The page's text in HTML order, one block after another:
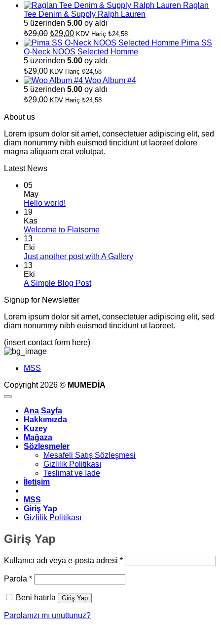
Raglan
Tee Denim & Supply Ralph Lauren
5 üzerinden 5.00 oy aldı
₺29,00 Orijinal
fiyat:
₺29,00.
₺29,00Şu
andaki
fiyat:
₺29,00.
KDV Hariç ₺24,58
Pima SS
O-Neck NOOS Selected Homme
5 üzerinden 5.00 oy aldı
₺29,00 KDV Hariç ₺24,58
Woo Album #4
5 üzerinden 5.00 oy aldı
₺29,00 KDV Hariç ₺24,58
About us
Lorem ipsum dolor sit amet, consectetuer adipiscing elit, sed
diam nonummy nibh euismod tincidunt ut laoreet dolore
magna aliquam erat volutpat.
Latest News
05
May
Hello world!
world!
19
Kas
Welcome to FlatsomeYorum
to
13
Eki
Just another post with A GalleryYorum
Gallery
13
Eki
A Simple Blog PostYorum
Blog
Post
Signup for Newsletter
Lorem ipsum dolor sit amet, consectetuer adipiscing elit, sed
diam nonummy nibh euismod tincidunt ut laoreet.
(insert contact form here)
MSS
Copyright 2026 © MUMEDİA
Ana Sayfa
Hakkımızda
Kuzey
Mağaza
Sözleşmeler
Mesafeli Satış Sözleşmesi
Gizlilik Politikası
Teslimat ve İade
İletişim
MSS
Giriş Yap
Gizlilik Politikası
Giriş Yap
Kullanıcı adı veya e-posta adresi *Gerekli
Parola *Gerekli
Beni hatırla Giriş Yap
Parolanızı mı unuttunuz?